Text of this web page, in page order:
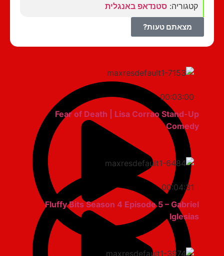
קטגוריה:סטנדאפ באנגלית
מצאתם טעות?
00:03:00
Fear of Death | Lisa Corrao Stand-Up
Comedy
00:04:31
Fluffy Bits Season 4 Episode 5 – Gabriel
Iglesias